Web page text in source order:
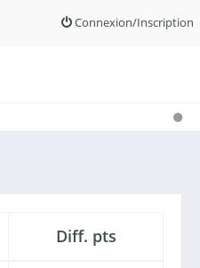
Connexion/Inscription
Diff. pts